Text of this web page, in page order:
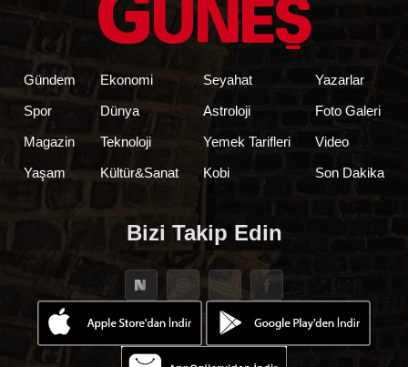
Gündem
Spor
Magazin
Yaşam
Ekonomi
Dünya
Teknoloji
Kültür&Sanat
Seyahat
Astroloji
Yemek Tarifleri
Kobi
Yazarlar
Foto Galeri
Video
Son Dakika
Bizi Takip Edin